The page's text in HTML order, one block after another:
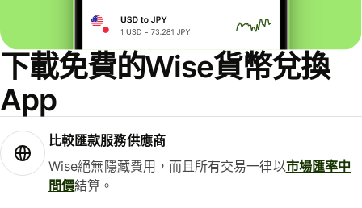
下載免費的Wise貨幣兌換
App
比較匯款服務供應商
Wise絕無隱藏費用，而且所有交易一律以市場匯率中
間價結算。